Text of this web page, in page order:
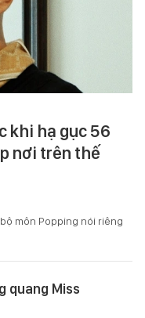
khi hạ gục 56
nơi trên thế
môn Popping nói riêng
quang Miss